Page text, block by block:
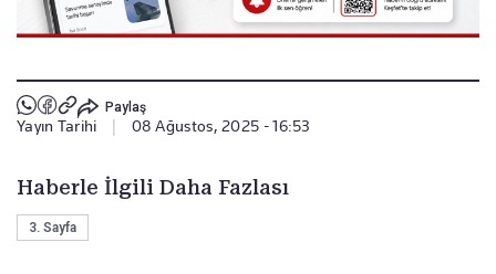
Paylaş
Yayın Tarihi 08 Ağustos, 2025 - 16:53
Haberle İlgili Daha Fazlası
3. Sayfa